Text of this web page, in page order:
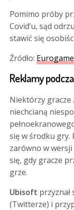
Pomimo próby
Covid’u, sąd
stawić się
Źródło:
Reklamy
Niektórzy gracze
niechcianą
się w środku gry.
zarówno w
się, gdy gracze
grze.
Ubisoft
(Twitterze) i